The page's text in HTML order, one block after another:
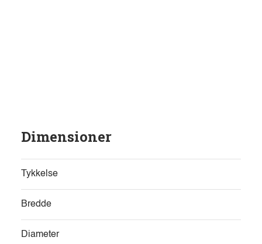
Dimensioner
Tykkelse
Bredde
Diameter